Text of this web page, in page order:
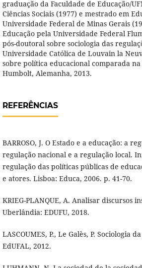
graduação da Faculdade de Educação/
Ciências Sociais (1977) e mestrado em
Universidade Federal de Minas Gerais
Educação pela Universidade Federal
pós-doutoral sobre sociologia das
Universidade Católica de Louvain la
sobre política educacional comparada
Humbolt, Alemanha, 2013.
REFERÊNCIAS
BARROSO, J. O Estado e a educação: a
regulação nacional e a regulação local. In:
regulação das políticas públicas de
e atores. Lisboa: Educa, 2006. p. 41-70.
KRIEG-PLANQUE, A. Analisar discursos
Uberlândia: EDUFU, 2018.
LASCOUMES, P., Le Galès, P. Sociologia
EdUFAL, 2012.